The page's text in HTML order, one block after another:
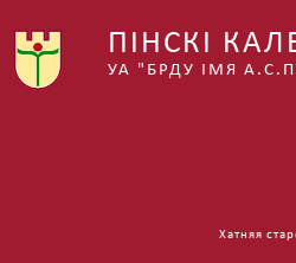
ПІНСКІ
УА "БРДУ ІМЯ
Хатняя